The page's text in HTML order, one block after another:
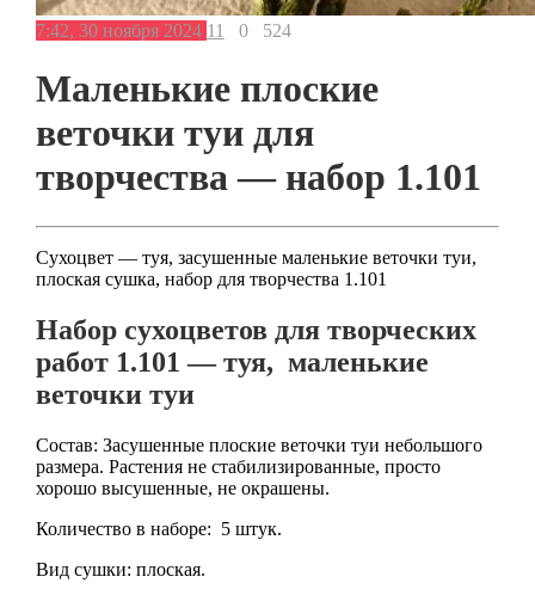
7:42, 30 ноября 2024 11 0 524
Маленькие плоские
веточки туи для
творчества — набор 1.101
Сухоцвет — туя, засушенные маленькие веточки туи,
плоская сушка, набор для творчества 1.101
Набор сухоцветов для творческих
работ 1.101 — туя, маленькие
веточки туи
Состав: Засушенные плоские веточки туи небольшого
размера. Растения не стабилизированные, просто
хорошо высушенные, не окрашены.
Количество в наборе: 5 штук.
Вид сушки: плоская.